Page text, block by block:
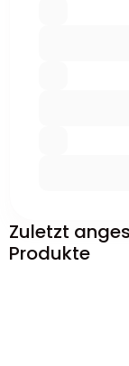
Zuletzt
Produkte